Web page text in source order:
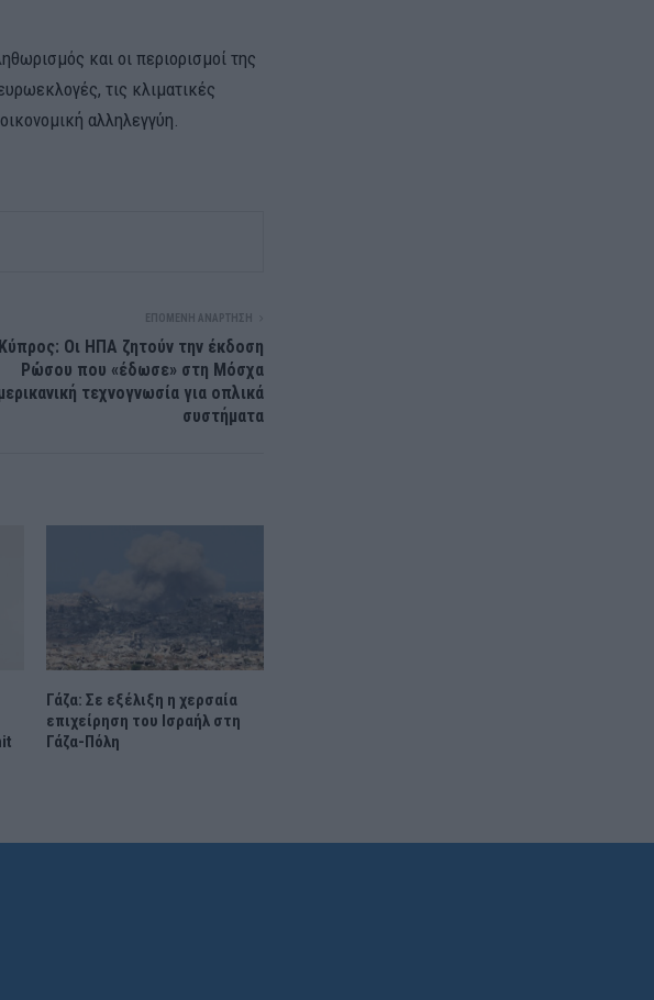
και οι περιορισμοί της
τις κλιματικές
αλληλεγγύη.
ΕΠΌΜΕΝΗ ΑΝΆΡΤΗΣΗ
Κύπρος: Οι ΗΠΑ ζητούν την έκδοση
Ρώσου που «έδωσε» στη Μόσχα
τεχνογνωσία για οπλικά
συστήματα
Γάζα: Σε εξέλιξη η χερσαία
επιχείρηση του Ισραήλ στη
Γάζα-Πόλη